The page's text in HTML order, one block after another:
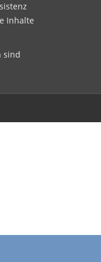
Inhalte
sind